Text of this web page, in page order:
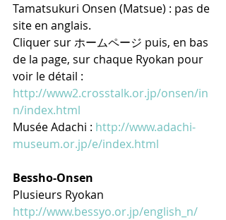
Tamatsukuri Onsen (Matsue) : pas de
site en anglais.
Cliquer sur ホームページ puis, en bas
de la page, sur chaque Ryokan pour
voir le détail :
http://www2.crosstalk.or.jp/onsen/in
n/index.html
Musée Adachi : http://www.adachi-
museum.or.jp/e/index.html
Bessho-Onsen
Plusieurs Ryokan
http://www.bessyo.or.jp/english_n/